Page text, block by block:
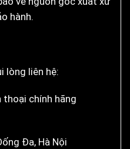
hành.
lòng liên hệ:
thoại chính hãng
Đa, Hà Nội